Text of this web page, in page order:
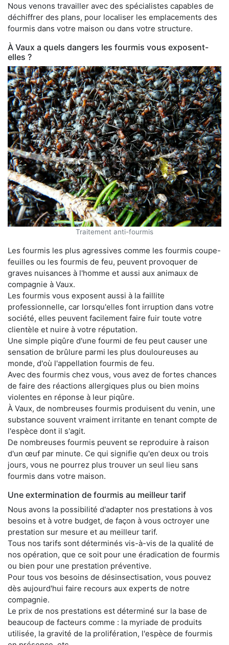
Nous venons travailler avec des spécialistes capables de
déchiffrer des plans, pour localiser les emplacements des
fourmis dans votre maison ou dans votre structure.
À Vaux a quels dangers les fourmis vous exposent-
elles ?
Traitement anti-fourmis
Les fourmis les plus agressives comme les fourmis coupe-
feuilles ou les fourmis de feu, peuvent provoquer de
graves nuisances à l'homme et aussi aux animaux de
compagnie à Vaux.
Les fourmis vous exposent aussi à la faillite
professionnelle, car lorsqu'elles font irruption dans votre
société, elles peuvent facilement faire fuir toute votre
clientèle et nuire à votre réputation.
Une simple piqûre d'une fourmi de feu peut causer une
sensation de brûlure parmi les plus douloureuses au
monde, d'où l'appellation fourmis de feu.
Avec des fourmis chez vous, vous avez de fortes chances
de faire des réactions allergiques plus ou bien moins
violentes en réponse à leur piqûre.
À Vaux, de nombreuses fourmis produisent du venin, une
substance souvent vraiment irritante en tenant compte de
l'espèce dont il s'agit.
De nombreuses fourmis peuvent se reproduire à raison
d'un œuf par minute. Ce qui signifie qu'en deux ou trois
jours, vous ne pourrez plus trouver un seul lieu sans
fourmis dans votre maison.
Une extermination de fourmis au meilleur tarif
Nous avons la possibilité d'adapter nos prestations à vos
besoins et à votre budget, de façon à vous octroyer une
prestation sur mesure et au meilleur tarif.
Tous nos tarifs sont déterminés vis-à-vis de la qualité de
nos opération, que ce soit pour une éradication de fourmis
ou bien pour une prestation préventive.
Pour tous vos besoins de désinsectisation, vous pouvez
dès aujourd'hui faire recours aux experts de notre
compagnie.
Le prix de nos prestations est déterminé sur la base de
beaucoup de facteurs comme : la myriade de produits
utilisée, la gravité de la prolifération, l'espèce de fourmis